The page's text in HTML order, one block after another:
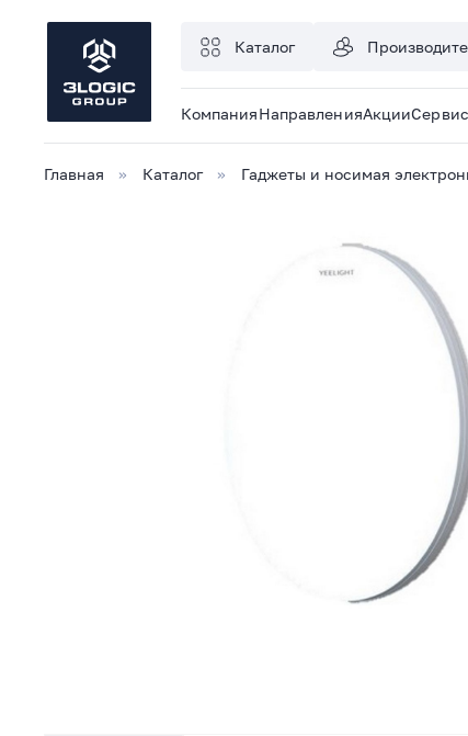
Каталог
КомпанияНаправленияАкции
Главная Каталог Гаджеты и носимая